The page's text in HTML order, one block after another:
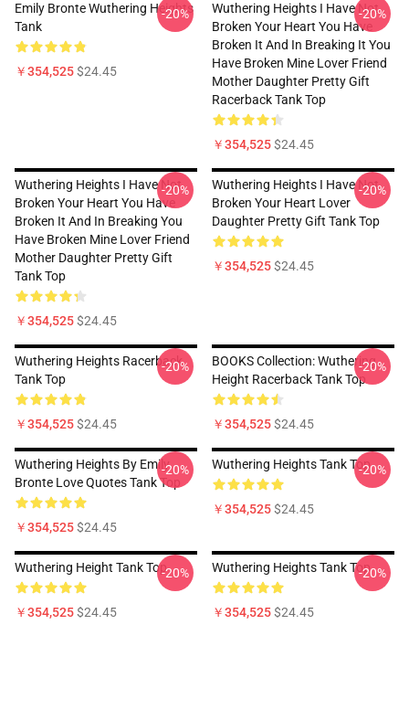
Emily Bronte Wuthering Heights
Tank
￥354,525$24.45
-20%
Wuthering Heights I Have Not
Broken Your Heart You Have
Broken It And In Breaking It You
Have Broken Mine Lover Friend
Mother Daughter Pretty Gift
Racerback Tank Top
￥354,525$24.45
-20%
Wuthering Heights I Have Not
Broken Your Heart You Have
Broken It And In Breaking You
Have Broken Mine Lover Friend
Mother Daughter Pretty Gift
Tank Top
￥354,525$24.45
-20%
Wuthering Heights I Have Not
Broken Your Heart Lover
Daughter Pretty Gift Tank Top
￥354,525$24.45
-20%
Wuthering Heights Racerback
Tank Top
￥354,525$24.45
-20%
BOOKS Collection: Wuthering
Height Racerback Tank Top
￥354,525$24.45
-20%
Wuthering Heights By Emily
Bronte Love Quotes Tank Top
￥354,525$24.45
-20% Wuthering Heights Tank Top
￥354,525$24.45
-20%
Wuthering Height Tank Top
￥354,525$24.45
-20% Wuthering Heights Tank Top
￥354,525$24.45
-20%